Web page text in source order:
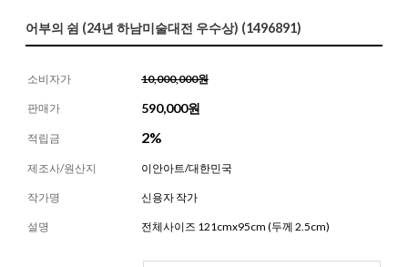
어부의 쉼 (24년 하남미술대전 우수상) (1496891)
소비자가 10,000,000원
판매가 590,000원
적립금 2%
제조사/원산지 이안아트/대한민국
작가명 신용자 작가
설명 전체사이즈 121cmx95cm (두께 2.5cm)